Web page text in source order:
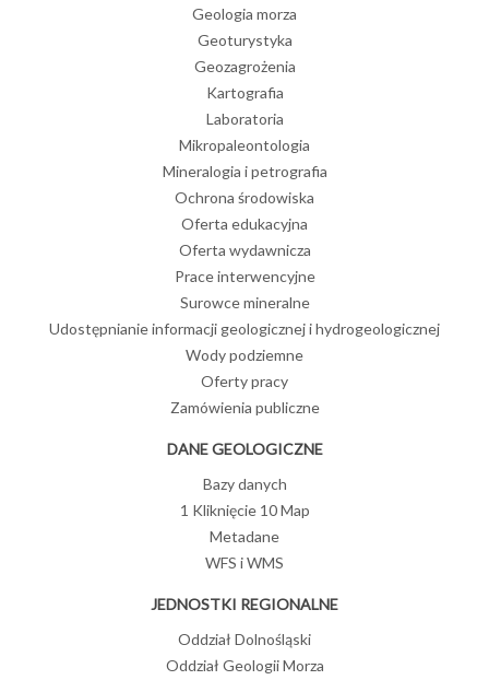
Geologia morza
Geoturystyka
Geozagrożenia
Kartografia
Laboratoria
Mikropaleontologia
Mineralogia i petrografia
Ochrona środowiska
Oferta edukacyjna
Oferta wydawnicza
Prace interwencyjne
Surowce mineralne
Udostępnianie informacji geologicznej i hydrogeologicznej
Wody podziemne
Oferty pracy
Zamówienia publiczne
DANE GEOLOGICZNE
Bazy danych
1 Kliknięcie 10 Map
Metadane
WFS i WMS
JEDNOSTKI REGIONALNE
Oddział Dolnośląski
Oddział Geologii Morza